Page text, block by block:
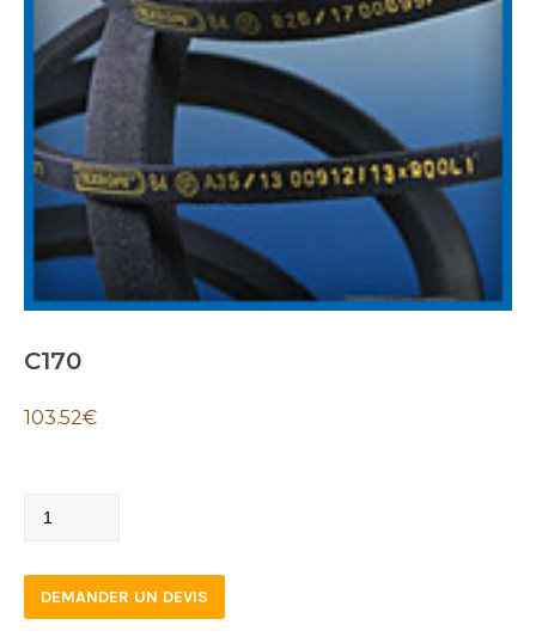
C170
103.52€
C170
DEMANDER UN DEVIS